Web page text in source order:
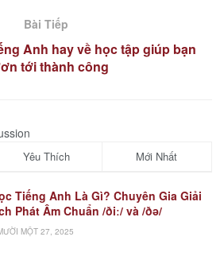
Bài Tiếp
Anh hay về học tập giúp bạn
tới thành công
Yêu Thích Mới Nhất
Tiếng Anh Là Gì? Chuyên Gia Giải
Phát Âm Chuẩn /ðiː/ và /ðə/
MỘT 27, 2025